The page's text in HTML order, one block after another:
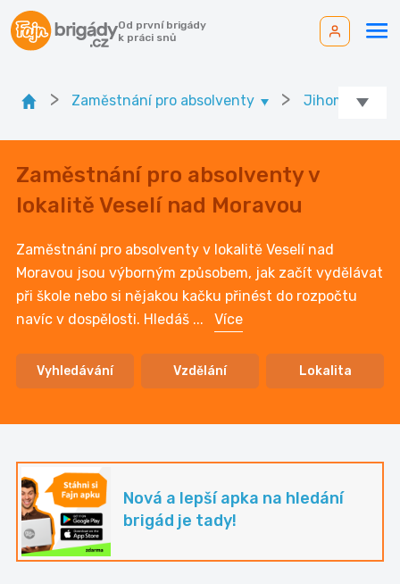
Od první brigády
k práci snů
> Zaměstnání pro absolventy > Jihomoravský
Zaměstnání pro absolventy v
lokalitě Veselí nad Moravou
Zaměstnání pro absolventy v lokalitě Veselí nad
Moravou jsou výborným způsobem, jak začít vydělávat
při škole nebo si nějakou kačku přinést do rozpočtu
navíc v dospělosti. Hledáš ... Více
Vyhledávání Vzdělání Lokalita
Nová a lepší apka na hledání
brigád je tady!